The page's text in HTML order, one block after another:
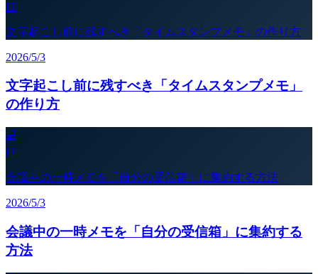
IT
文字起こし前に残すべき「タイムスタンプメモ」の作り方
2026/5/3
文字起こし前に残すべき「タイムスタンプメモ」
の作り方
💻
IT
会議中の一時メモを「自分の受信箱」に集約する方法
2026/5/3
会議中の一時メモを「自分の受信箱」に集約する
方法